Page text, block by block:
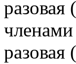
разовая